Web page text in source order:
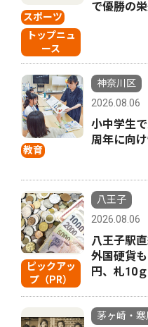
スポーツ
トップニュ
ース
で優勝の
教育
神奈川区
2026.08.06
小中学生
周年に向
ピックアッ
プ（PR）
八王子
2026.08.06
八王子駅
外国硬貨
円、札10
茅ヶ崎・寒